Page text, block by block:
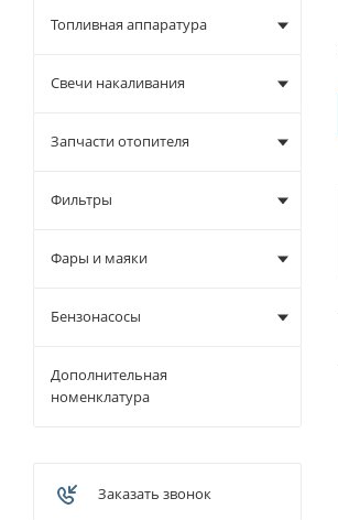
Топливная аппаратура
Свечи накаливания
Запчасти отопителя
Фильтры
Фары и маяки
Бензонасосы
Дополнительная
номенклатура
Заказать звонок